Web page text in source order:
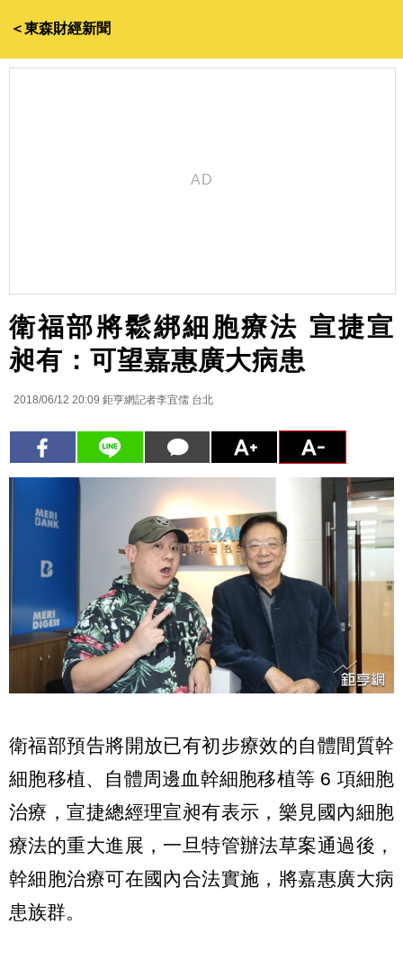
＜東森財經新聞
衛福部將鬆綁細胞療法 宣捷宣
昶有：可望嘉惠廣大病患
2018/06/12 20:09 鉅亨網記者李宜儒 台北
衛福部預告將開放已有初步療效的自體間質幹
細胞移植、自體周邊血幹細胞移植等 6 項細胞
治療，宣捷總經理宣昶有表示，樂見國內細胞
療法的重大進展，一旦特管辦法草案通過後，
幹細胞治療可在國內合法實施，將嘉惠廣大病
患族群。